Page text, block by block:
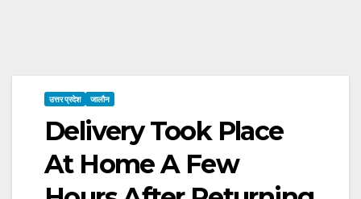
उत्तर प्रदेश जालौन
Delivery Took Place
At Home A Few